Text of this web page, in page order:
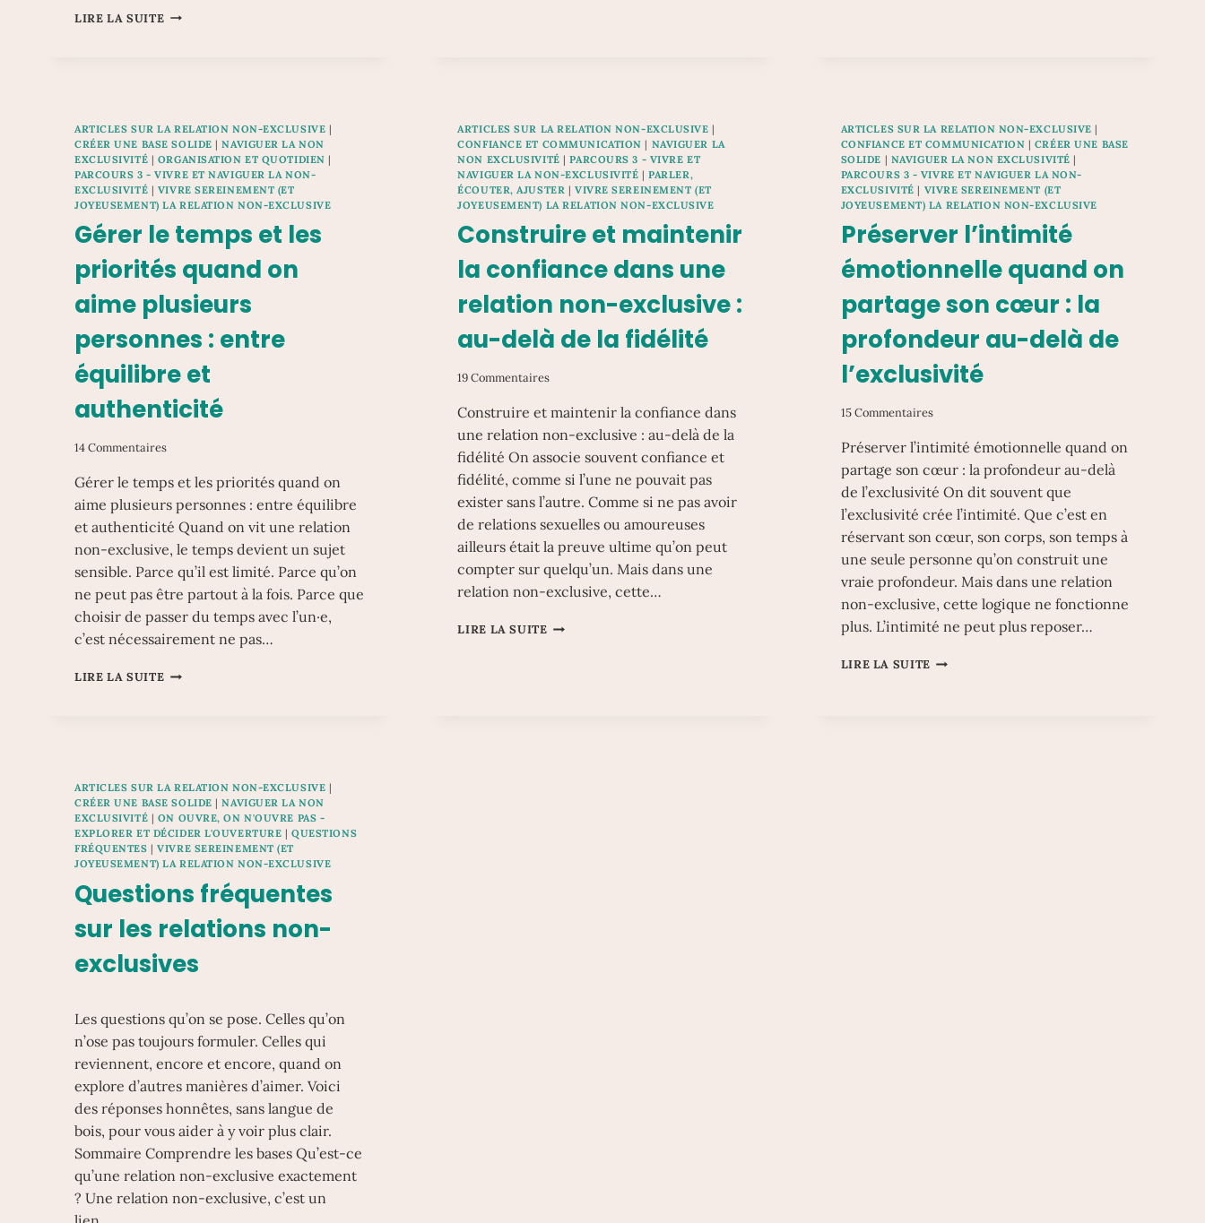
LIRE LA SUITE POUR
VEUX
PAS
RUINER
MA
RÉPUTATION)
S’ENFERMER
ARTICLES SUR LA RELATION NON-EXCLUSIVE |
CRÉER UNE BASE SOLIDE |NAVIGUER LA NON
EXCLUSIVITÉ | ORGANISATION ET QUOTIDIEN |
PARCOURS 3 - VIVRE ET NAVIGUER LA NON-
EXCLUSIVITÉ | VIVRE SEREINEMENT (ET
JOYEUSEMENT) LA RELATION NON-EXCLUSIVE
Gérer le temps et les
priorités quand on
aime plusieurs
personnes : entre
équilibre et
authenticité
14 Commentaires
Gérer le temps et les priorités quand on
aime plusieurs personnes : entre équilibre
et authenticité Quand on vit une relation
non-exclusive, le temps devient un sujet
sensible. Parce qu’il est limité. Parce qu’on
ne peut pas être partout à la fois. Parce que
choisir de passer du temps avec l’un·e,
c’est nécessairement ne pas…
LIRE LA SUITE GÉRER
ON
AIME
PLUSIEURS
PERSONNES
:
ENTRE
ÉQUILIBRE
ET
AUTHENTICITÉ
ARTICLES SUR LA RELATION NON-EXCLUSIVE |
CONFIANCE ET COMMUNICATION | NAVIGUER LA
NON EXCLUSIVITÉ |PARCOURS 3 - VIVRE ET
NAVIGUER LA NON-EXCLUSIVITÉ |PARLER,
ÉCOUTER, AJUSTER | VIVRE SEREINEMENT (ET
JOYEUSEMENT) LA RELATION NON-EXCLUSIVE
Construire et maintenir
la confiance dans une
relation non-exclusive :
au-delà de la fidélité
19 Commentaires
Construire et maintenir la confiance dans
une relation non-exclusive : au-delà de la
fidélité On associe souvent confiance et
fidélité, comme si l’une ne pouvait pas
exister sans l’autre. Comme si ne pas avoir
de relations sexuelles ou amoureuses
ailleurs était la preuve ultime qu’on peut
compter sur quelqu’un. Mais dans une
relation non-exclusive, cette…
LIRE LA SUITE CONSTRUIRE
ARTICLES SUR LA RELATION NON-EXCLUSIVE |
CONFIANCE ET COMMUNICATION | CRÉER UNE BASE
SOLIDE | NAVIGUER LA NON EXCLUSIVITÉ |
PARCOURS 3 - VIVRE ET NAVIGUER LA NON-
EXCLUSIVITÉ | VIVRE SEREINEMENT (ET
JOYEUSEMENT) LA RELATION NON-EXCLUSIVE
Préserver l’intimité
émotionnelle quand on
partage son cœur : la
profondeur au-delà de
l’exclusivité
15 Commentaires
Préserver l’intimité émotionnelle quand on
partage son cœur : la profondeur au-delà
de l’exclusivité On dit souvent que
l’exclusivité crée l’intimité. Que c’est en
réservant son cœur, son corps, son temps à
une seule personne qu’on construit une
vraie profondeur. Mais dans une relation
non-exclusive, cette logique ne fonctionne
plus. L’intimité ne peut plus reposer…
LIRE LA SUITE PRÉSERVER
ARTICLES SUR LA RELATION NON-EXCLUSIVE |
CRÉER UNE BASE SOLIDE |NAVIGUER LA NON
EXCLUSIVITÉ | ON OUVRE, ON N'OUVRE PAS -
EXPLORER ET DÉCIDER L'OUVERTURE |QUESTIONS
FRÉQUENTES |VIVRE SEREINEMENT (ET
JOYEUSEMENT) LA RELATION NON-EXCLUSIVE
Questions fréquentes
sur les relations non-
exclusives
Les questions qu’on se pose. Celles qu’on
n’ose pas toujours formuler. Celles qui
reviennent, encore et encore, quand on
explore d’autres manières d’aimer. Voici
des réponses honnêtes, sans langue de
bois, pour vous aider à y voir plus clair.
Sommaire Comprendre les bases Qu’est-ce
qu’une relation non-exclusive exactement
? Une relation non-exclusive, c’est un